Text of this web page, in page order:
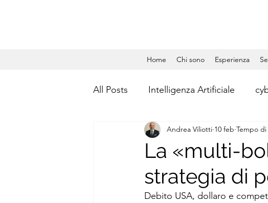
Home Chi sono Esperienza
All Posts Intelligenza Artificiale
Gestione Aziendale Dati
Social Media Management
La «multi-
strategia di
Andrea Viliotti 10 feb Tempo
Debito USA, dollaro e